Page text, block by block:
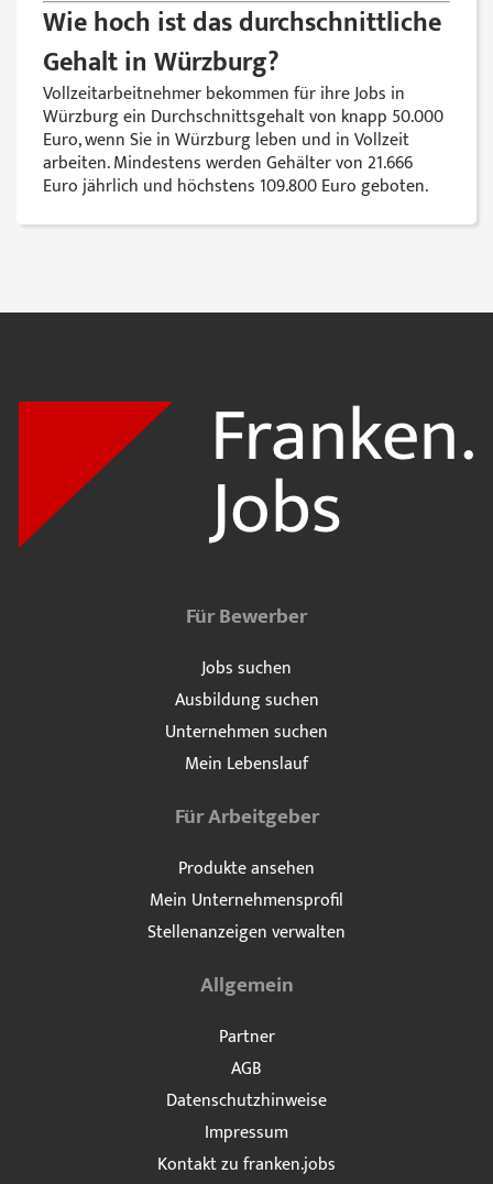
Wie hoch ist das durchschnittliche
Gehalt in Würzburg?
Vollzeitarbeitnehmer bekommen für ihre Jobs in
Würzburg ein Durchschnittsgehalt von knapp 50.000
Euro, wenn Sie in Würzburg leben und in Vollzeit
arbeiten. Mindestens werden Gehälter von 21.666
Euro jährlich und höchstens 109.800 Euro geboten.
Für Bewerber
Jobs suchen
Ausbildung suchen
Unternehmen suchen
Mein Lebenslauf
Für Arbeitgeber
Produkte ansehen
Mein Unternehmensprofil
Stellenanzeigen verwalten
Allgemein
Partner
AGB
Datenschutzhinweise
Impressum
Kontakt zu franken.jobs